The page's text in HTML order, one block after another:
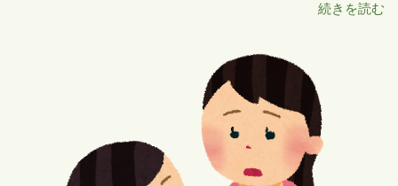
続きを読む